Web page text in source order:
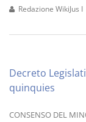
Redazione WikiJus I
Decreto
quinquies
CONSENSO DEL